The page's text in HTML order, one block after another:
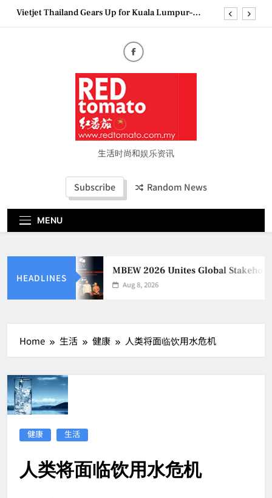
SkipVietjet Thailand Gears Up for Kuala Lumpur–
Couture Fashion Week Malaysia 2026– Press
MBEW 2026 Unites Global Stakeholders to Shape
the Future of Business Events
Vietjet Thailand Gears Up for Kuala Lumpur–
Bangkok Service Launch on9 October
Epson reinvents affordable printing with next-
generation EcoTank Series生活时尚和娱乐资讯
Subscribe Random News
MENU
HEADLINES
MBEW 2026 Unites Global
Aug 8, 2026
Home 生活 健康 人类将面临饮用水危机
健康 生活
人类将面临饮用水危机